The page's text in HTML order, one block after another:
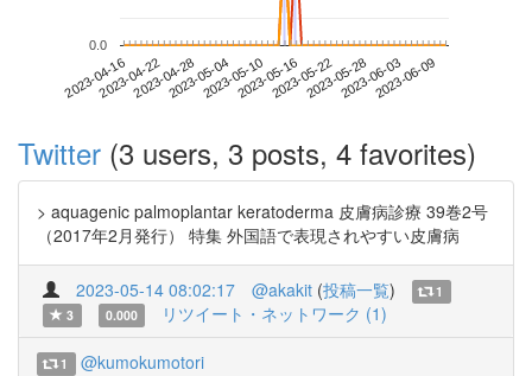
2023-04-162023-04-222023-04-282023-05-042023-05-102023-05-162023-05-222023-05-282023-06-032023-06-09
0.0
Twitter (3 users, 3 posts, 4 favorites)
> aquagenic palmoplantar keratoderma 皮膚病診療 39巻2号
（2017年2月発行） 特集 外国語で表現されやすい皮膚病
2023-05-14 08:02:17 @akakit (投稿一覧)
1
3
0.000 リツイート・ネットワーク (1)
1 @kumokumotori